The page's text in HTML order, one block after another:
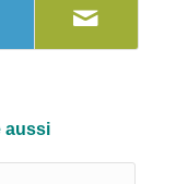
aussi